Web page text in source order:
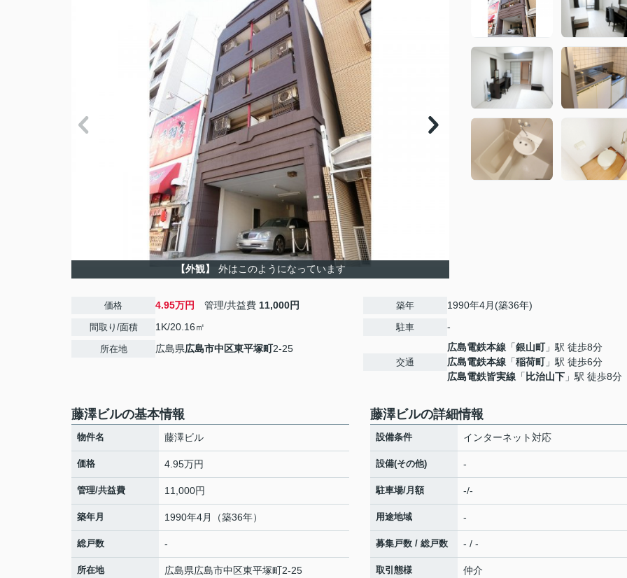
【外観】 外はこのようになっています
価格 4.95万円 管理/共益費 11,000円
間取り/面積 1K/20.16㎡
所在地 広島県広島市中区東平塚町2-25
築年 1990年4月(築36年)
駐車 -
交通
広島電鉄本線 「銀山町」駅 徒歩8分
広島電鉄本線 「稲荷町」駅 徒歩6分
広島電鉄皆実線 「 比治山下 」駅 徒歩8分
藤澤ビルの基本情報
物件名 藤澤ビル
価格 4.95万円
管理/共益費 11,000円
築年月 1990年4月（築36年）
総戸数 -
所在地 広島県広島市中区東平塚町2-25
藤澤ビルの詳細情報
設備条件 インターネット対応
設備(その他) -
駐車場/月額 -/-
用途地域 -
募集戸数 / 総戸数 - / -
取引態様 仲介